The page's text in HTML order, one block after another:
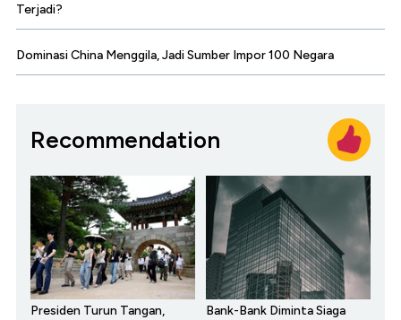
Terjadi?
Dominasi China Menggila, Jadi Sumber Impor 100 Negara
Recommendation
Presiden Turun Tangan,
Bank-Bank Diminta Siaga